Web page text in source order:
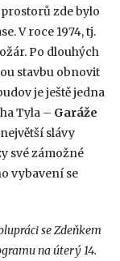
zde bylo
V roce 1974, tj.
Po dlouhých
stavbu obnovit
je ještě jedna
Tyla – Garáže
slávy
své zámožné
vybavení se
se Zdeňkem
na úterý 14.